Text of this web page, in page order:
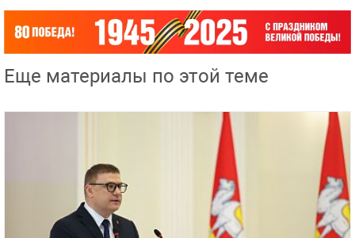
Еще материалы по этой теме